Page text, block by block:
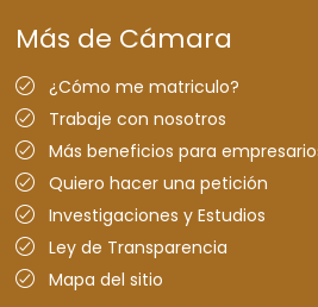
Más de Cámara
¿Cómo me matriculo?
Trabaje con nosotros
Más beneficios para
Quiero hacer una petición
Investigaciones y Estudios
Ley de Transparencia
Mapa del sitio